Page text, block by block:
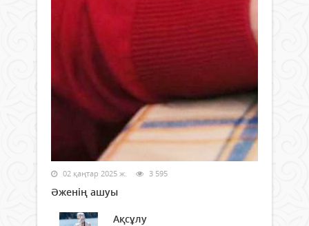
02 қаңтар 2025 ж. 3 595
Әженің ашуы
Ақсұлу